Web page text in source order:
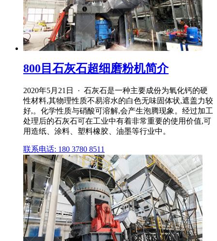
800目石灰石超细磨粉机简介
2020年5月21日 · 石灰石是一种主要成份为氧化钙的硬
性材料,其物理性质不易溶水的白色无味固体状,遮盖力较
好,。化学性质与硝酸可溶解,会产生泡腾现象。经过加工
处理后的石灰石可在工业中有着非常重要的使用价值,可
用造纸、涂料、塑料橡胶、油墨等行业中。
联系电话: 180 3780 8511